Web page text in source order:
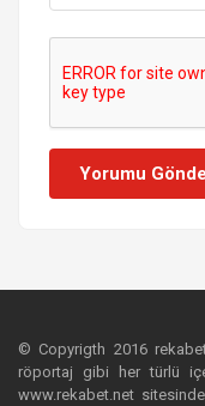
Yorumu
© Copyrigth 2016
röportaj gibi her türlü
www.rekabet.net